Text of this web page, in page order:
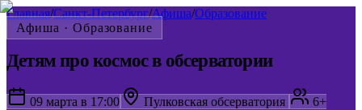
Главная/Санкт-Петербург/Афиша/Образование
Афиша · Образование
Детям про космос в обсерватории
09 марта в 17:00 Пулковская обсерватория
6+